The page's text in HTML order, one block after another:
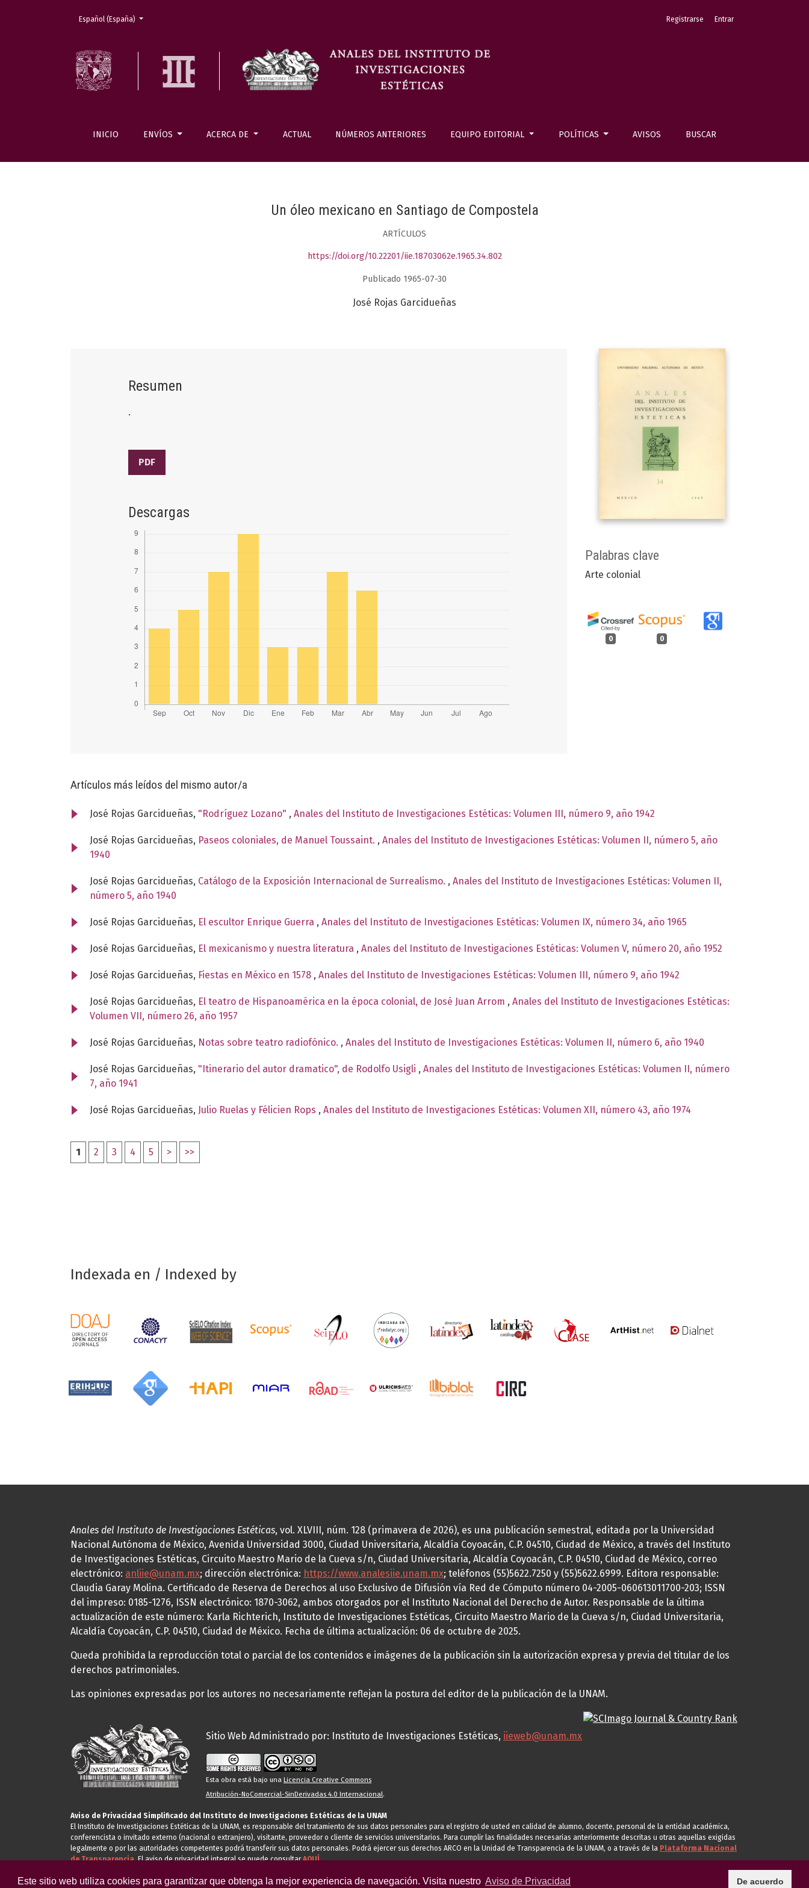
Este sitio web utiliza cookies para garantizar que obtenga la mejor experiencia de navegación. Visita nuestro Aviso de Privacidad De acuerdo
INICIO ENVÍOS ACERCA DE ACTUAL NÚMEROS ANTERIORES EQUIPO EDITORIAL POLÍTICAS AVISOS BUSCAR
Registrarse Entrar
Cambiar el idioma. El actual es:
Español (España)
Un óleo mexicano en Santiago de Compostela
ARTÍCULOS
https://doi.org/10.22201/iie.18703062e.1965.34.802
Publicado 1965-07-30
José Rojas Garcidueñas
Palabras clave
Arte colonial
0 0
Resumen
.
PDF
Descargas
Artículos más leídos del mismo autor/a
José Rojas Garcidueñas, "Rodríguez Lozano" , Anales del Instituto de Investigaciones Estéticas: Volumen III, número 9, año 1942
José Rojas Garcidueñas, Paseos coloniales, de Manuel Toussaint. , Anales del Instituto de Investigaciones Estéticas: Volumen II, número 5, año
1940
José Rojas Garcidueñas, Catálogo de la Exposición Internacional de Surrealismo. , Anales del Instituto de Investigaciones Estéticas: Volumen II,
número 5, año 1940
José Rojas Garcidueñas, El escultor Enrique Guerra , Anales del Instituto de Investigaciones Estéticas: Volumen IX, número 34, año 1965
José Rojas Garcidueñas, El mexicanismo y nuestra literatura , Anales del Instituto de Investigaciones Estéticas: Volumen V, número 20, año 1952
José Rojas Garcidueñas, Fiestas en México en 1578 , Anales del Instituto de Investigaciones Estéticas: Volumen III, número 9, año 1942
José Rojas Garcidueñas, El teatro de Hispanoamérica en la época colonial, de José Juan Arrom , Anales del Instituto de Investigaciones Estéticas:
Volumen VII, número 26, año 1957
José Rojas Garcidueñas, Notas sobre teatro radiofónico. , Anales del Instituto de Investigaciones Estéticas: Volumen II, número 6, año 1940
José Rojas Garcidueñas, "Itinerario del autor dramatico", de Rodolfo Usigli , Anales del Instituto de Investigaciones Estéticas: Volumen II, número
7, año 1941
José Rojas Garcidueñas, Julio Ruelas y Félicien Rops , Anales del Instituto de Investigaciones Estéticas: Volumen XII, número 43, año 1974
1 2 3 4 5 > >>
Indexada en / Indexed by
Anales del Instituto de Investigaciones Estéticas, vol. XLVIII, núm. 128 (primavera de 2026), es una publicación semestral, editada por la Universidad
Nacional Autónoma de México, Avenida Universidad 3000, Ciudad Universitaria, Alcaldía Coyoacán, C.P. 04510, Ciudad de México, a través del Instituto
de Investigaciones Estéticas, Circuito Maestro Mario de la Cueva s/n, Ciudad Universitaria, Alcaldía Coyoacán, C.P. 04510, Ciudad de México, correo
electrónico: anliie@unam.mx; dirección electrónica: https://www.analesiie.unam.mx; teléfonos (55)5622.7250 y (55)5622.6999. Editora responsable:
Claudia Garay Molina. Certificado de Reserva de Derechos al uso Exclusivo de Difusión vía Red de Cómputo número 04-2005-060613011700-203; ISSN
del impreso: 0185-1276, ISSN electrónico: 1870-3062, ambos otorgados por el Instituto Nacional del Derecho de Autor. Responsable de la última
actualización de este número: Karla Richterich, Instituto de Investigaciones Estéticas, Circuito Maestro Mario de la Cueva s/n, Ciudad Universitaria,
Alcaldía Coyoacán, C.P. 04510, Ciudad de México. Fecha de última actualización: 06 de octubre de 2025.
Queda prohibida la reproducción total o parcial de los contenidos e imágenes de la publicación sin la autorización expresa y previa del titular de los
derechos patrimoniales.
Las opiniones expresadas por los autores no necesariamente reflejan la postura del editor de la publicación de la UNAM.
Sitio Web Administrado por: Instituto de Investigaciones Estéticas, iieweb@unam.mx
Esta obra está bajo una Licencia Creative Commons
Atribución-NoComercial-SinDerivadas 4.0 Internacional.
Aviso de Privacidad Simplificado del Instituto de Investigaciones Estéticas de la UNAM
El Instituto de Investigaciones Estéticas de la UNAM, es responsable del tratamiento de sus datos personales para el registro de usted en calidad de alumno, docente, personal de la entidad académica,
conferencista o invitado externo (nacional o extranjero), visitante, proveedor o cliente de servicios universitarios. Para cumplir las finalidades necesarias anteriormente descritas u otras aquellas exigidas
legalmente o por las autoridades competentes podrá transferir sus datos personales. Podrá ejercer sus derechos ARCO en la Unidad de Transparencia de la UNAM, o a través de la Plataforma Nacional
de Transparencia.El aviso de privacidad integral se puede consultarAQUÍ